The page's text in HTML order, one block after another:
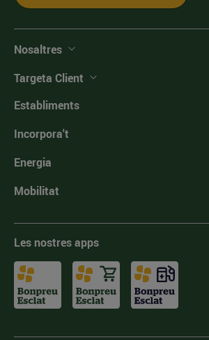
Nosaltres
Targeta Client
Establiments
Incorpora't
Energia
Mobilitat
Les nostres apps